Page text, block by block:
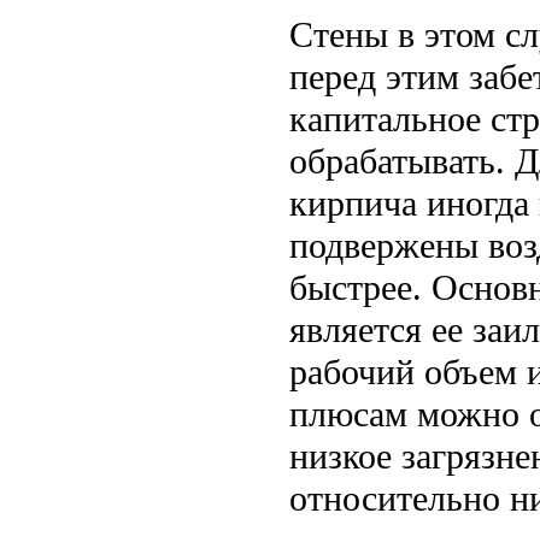
Стены в этом
перед этим
капитальное
обрабатывать.
кирпича
подвержены
быстрее.
является ее
рабочий объем
плюсам можно
низкое
относительно